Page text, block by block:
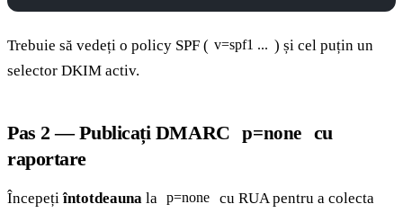
Trebuie să vedeți o policy SPF ( v=spf1 ... ) și cel puțin un
selector DKIM activ.
Pas 2 — Publicați DMARC p=none
cu
raportare
Începețiîntotdeauna la p=none
cu RUA pentru a colecta